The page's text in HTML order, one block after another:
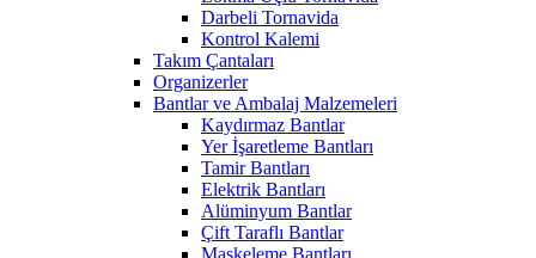
Darbeli Tornavida
Kontrol Kalemi
Takım Çantaları
Organizerler
Bantlar ve Ambalaj Malzemeleri
Kaydırmaz Bantlar
Yer İşaretleme Bantları
Tamir Bantları
Elektrik Bantları
Alüminyum Bantlar
Çift Taraflı Bantlar
Maskeleme Bantları